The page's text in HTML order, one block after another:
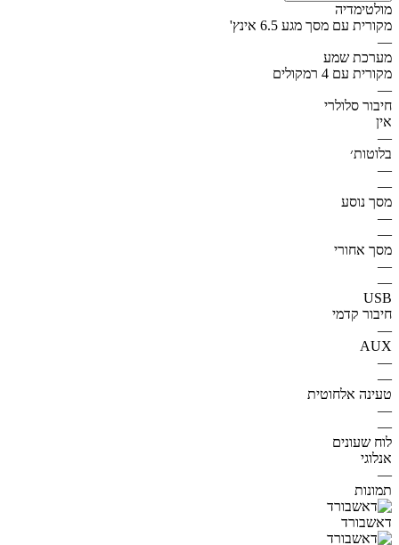
מולטימדיה
מקורית עם מסך מגע 6.5 אינץ'
—
מערכת שמע
מקורית עם 4 רמקולים
—
חיבור סלולרי
אין
—
בלוטות׳
—
—
מסך נוסע
—
—
מסך אחורי
—
—
USB
חיבור קדמי
—
AUX
—
—
טעינה אלחוטית
—
—
לוח שעונים
אנלוגי
—
תמונות
דאשבורד